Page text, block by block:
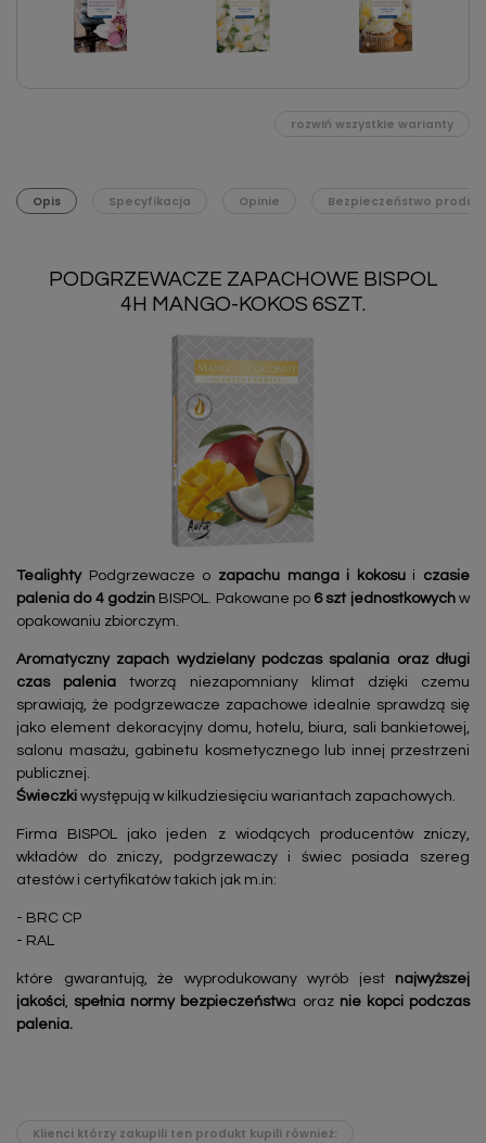
rozwiń wszystkie warianty
Opis Specyfikacja Opinie Bezpieczeństwo
PODGRZEWACZE ZAPACHOWE BISPOL
4H MANGO-KOKOS 6SZT.
TealightyPodgrzewacze o zapachu manga i kokosui czasie
palenia do 4 godzinBISPOL. Pakowane po 6 szt jednostkowychw
opakowaniu zbiorczym.
Aromatyczny zapach wydzielany podczas spalania oraz długi
czas palenia tworzą niezapomniany klimat dzięki czemu
sprawiają, że podgrzewacze zapachowe idealnie sprawdzą się
jako element dekoracyjny domu, hotelu, biura, sali bankietowej,
salonu masażu, gabinetu kosmetycznego lub innej przestrzeni
publicznej.
Świeczki występują w kilkudziesięciu wariantach zapachowych.
Firma BISPOL jako jeden z wiodących producentów zniczy,
wkładów do zniczy, podgrzewaczy i świec posiada szereg
atestów i certyfikatów takich jak m.in:
- BRC CP
- RAL
które gwarantują, że wyprodukowany wyrób jest najwyższej
jakości,spełnia normy bezpieczeństwa oraz nie kopci podczas
palenia.
Klienci którzy zakupili ten produkt kupili również: